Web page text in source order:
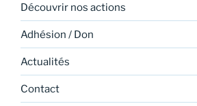
Découvrir nos actions
Adhésion / Don
Actualités
Contact